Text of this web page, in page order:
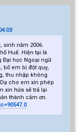
sinh năm 2006.
Huế. Hiện tại là
Đại học Ngoại ngữ
bố em bị đột quỵ,
thu nhập không
cho em xin phép
xin hứa sẽ trả lại
thành cảm ơn.